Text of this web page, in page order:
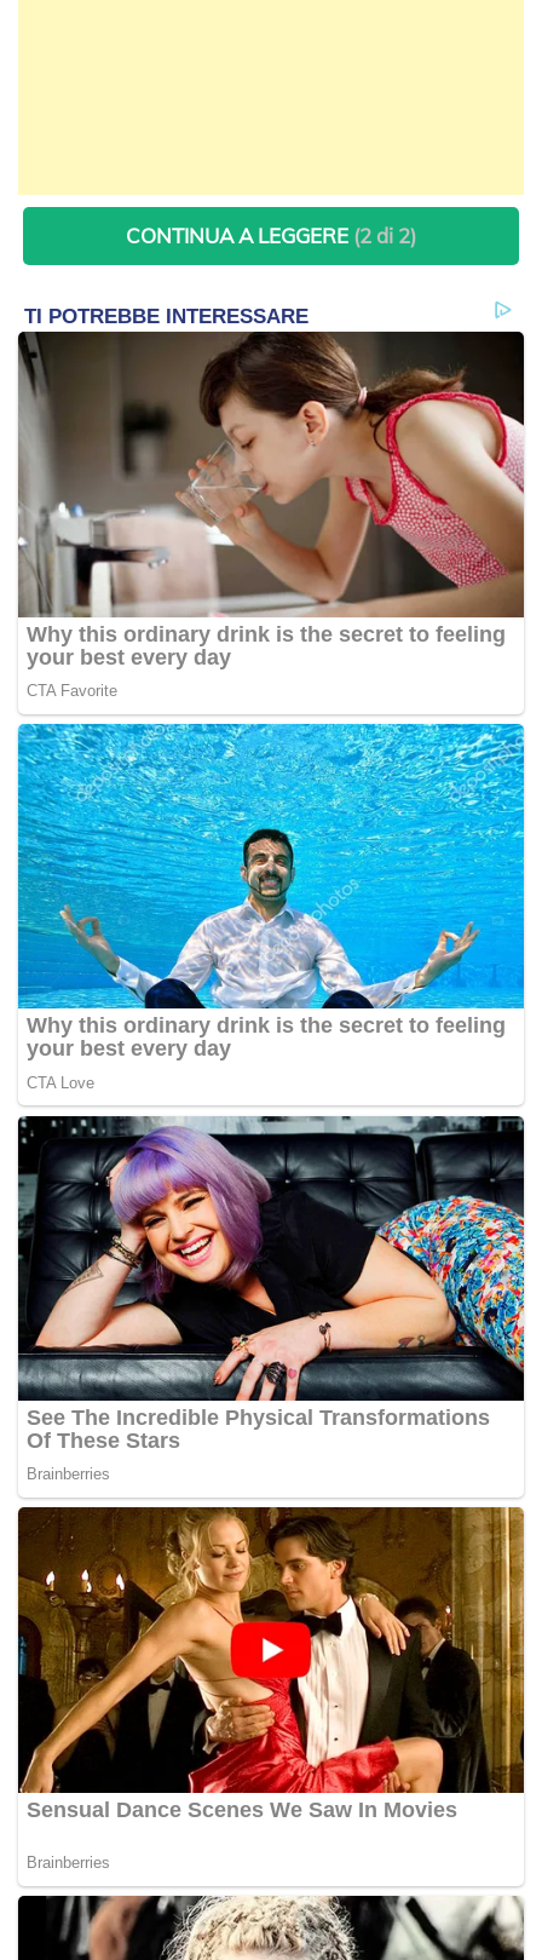
CONTINUA A LEGGERE (2 di 2)